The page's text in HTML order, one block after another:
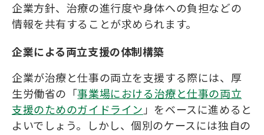
企業方針、治療の進行度や身体への負担などの
情報を共有することが求められます。
企業による両立支援の体制構築
企業が治療と仕事の両立を支援する際には、厚
生労働省の「事業場における治療と仕事の両立
支援のためのガイドライン」をベースに進めると
よいでしょう。しかし、個別のケースには独自の